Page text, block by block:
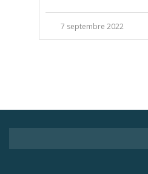
7 septembre 2022